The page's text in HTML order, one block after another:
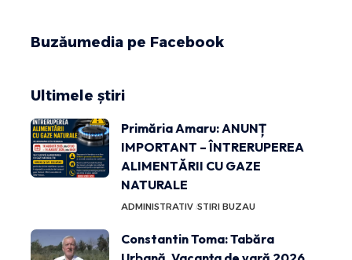
Buzăumedia pe Facebook
Ultimele știri
Primăria Amaru: ANUNȚ
IMPORTANT – ÎNTRERUPEREA
ALIMENTĂRII CU GAZE
NATURALE
ADMINISTRATIV STIRI BUZAU
Constantin Toma: Tabăra